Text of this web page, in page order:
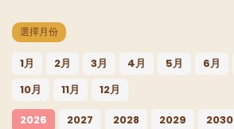
選擇月份
1月 2月 3月 4月 5月 6月
10月
11月
12月
2026
2027 2028 2029 2030